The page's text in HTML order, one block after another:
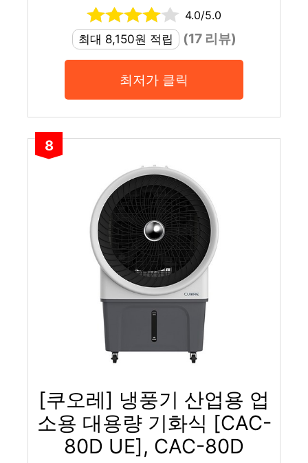
4.0/5.0
최대 8,150원 적립
(17 리뷰)
최저가 클릭
8
[쿠오레] 냉풍기 산업용 업
소용 대용량 기화식 [CAC-
80D UE], CAC-80D